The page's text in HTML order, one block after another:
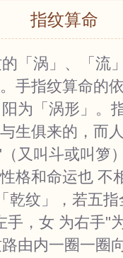
指纹算命
「涡」、「流
手指纹算命的
为「涡形」。
生俱来的，而
又叫斗或叫箩
格和命运也 不
乾纹」，若五
手，女 为右手"
由内一圈一圈